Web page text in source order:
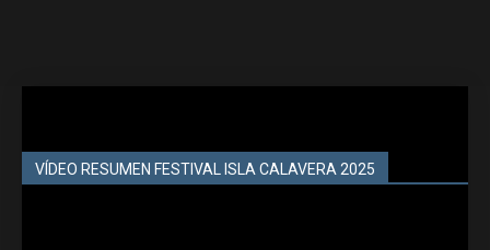
VÍDEO RESUMEN FESTIVAL ISLA CALAVERA 2025